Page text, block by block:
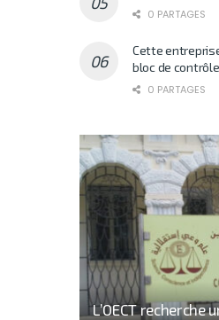
0 PARTAGES
Cette
bloc de
0 PARTAGES
L’OECT recherche